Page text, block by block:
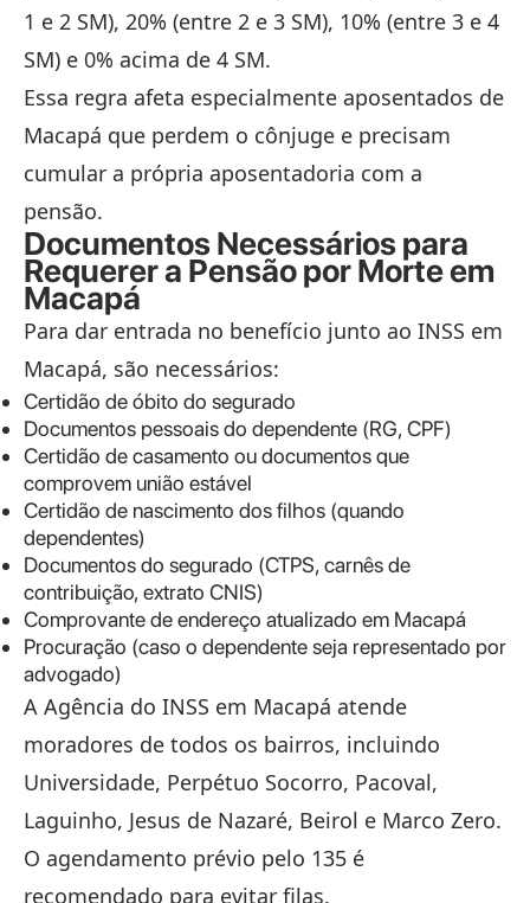
1 e 2 SM), 20% (entre 2 e 3 SM), 10% (entre 3 e 4
SM) e 0% acima de 4 SM.
Essa regra afeta especialmente aposentados de
Macapá que perdem o cônjuge e precisam
cumular a própria aposentadoria com a
pensão.
Documentos Necessários para
Requerer a Pensão por Morte em
Macapá
Para dar entrada no benefício junto ao INSS em
Macapá, são necessários:
Certidão de óbito do segurado
Documentos pessoais do dependente (RG, CPF)
Certidão de casamento ou documentos que
comprovem união estável
Certidão de nascimento dos filhos (quando
dependentes)
Documentos do segurado (CTPS, carnês de
contribuição, extrato CNIS)
Comprovante de endereço atualizado em Macapá
Procuração (caso o dependente seja representado por
advogado)
A Agência do INSS em Macapá atende
moradores de todos os bairros, incluindo
Universidade, Perpétuo Socorro, Pacoval,
Laguinho, Jesus de Nazaré, Beirol e Marco Zero.
O agendamento prévio pelo 135 é
recomendado para evitar filas.